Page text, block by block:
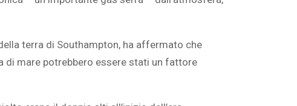
terra di Southampton, ha affermato che
di mare potrebbero essere stati un fattore